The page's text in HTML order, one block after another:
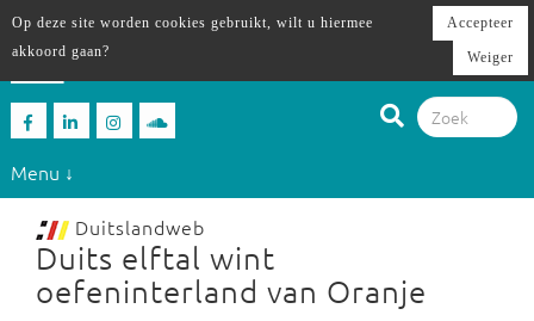
Menu ↓
Duitslandweb
Duits elftal wint
oefeninterland van Oranje
Op deze site worden cookies gebruikt, wilt u hiermee
akkoord gaan?
Accepteer
Weiger